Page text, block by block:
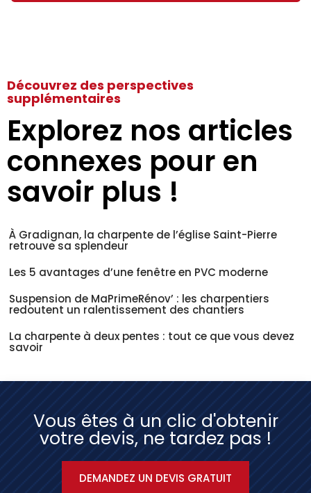
Découvrez des perspectives
supplémentaires
Explorez nos articles
connexes pour en
savoir plus !
À Gradignan, la charpente de l’église Saint-Pierre
retrouve sa splendeur
Les 5 avantages d’une fenêtre en PVC moderne
Suspension de MaPrimeRénov’ : les charpentiers
redoutent un ralentissement des chantiers
La charpente à deux pentes : tout ce que vous devez
savoir
Vous êtes à un clic d'obtenir
votre devis, ne tardez pas !
DEMANDEZ UN DEVIS GRATUIT